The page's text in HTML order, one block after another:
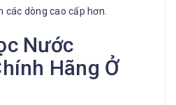
dòng cao cấp hơn.
Nước
Hãng Ở